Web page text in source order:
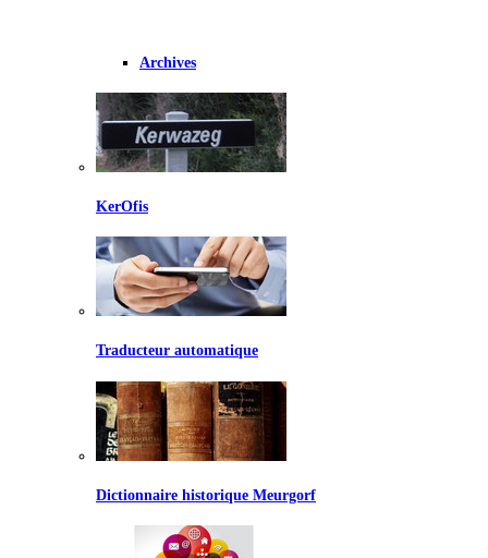
Archives
KerOfis
Traducteur automatique
Dictionnaire historique Meurgorf